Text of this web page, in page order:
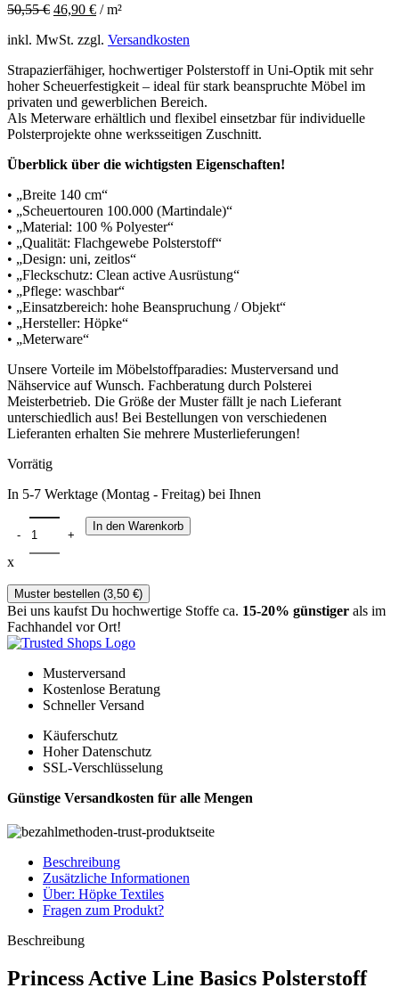
50,55€ 46,90 € /m²
inkl. MwSt. zzgl. Versandkosten
Strapazierfähiger, hochwertiger Polsterstoff in Uni-Optik mit sehr
hoher Scheuerfestigkeit – ideal für stark beanspruchte Möbel im
privaten und gewerblichen Bereich.
Als Meterware erhältlich und flexibel einsetzbar für individuelle
Polsterprojekte ohne werksseitigen Zuschnitt.
Überblick über die wichtigsten Eigenschaften!
• „Breite 140 cm“
• „Scheuertouren 100.000 (Martindale)“
• „Material: 100 % Polyester“
• „Qualität: Flachgewebe Polsterstoff“
• „Design: uni, zeitlos“
• „Fleckschutz: Clean active Ausrüstung“
• „Pflege: waschbar“
• „Einsatzbereich: hohe Beanspruchung / Objekt“
• „Hersteller: Höpke“
• „Meterware“
Unsere Vorteile im Möbelstoffparadies: Musterversand und
Nähservice auf Wunsch. Fachberatung durch Polsterei
Meisterbetrieb. Die Größe der Muster fällt je nach Lieferant
unterschiedlich aus! Bei Bestellungen von verschiedenen
Lieferanten erhalten Sie mehrere Musterlieferungen!
Vorrätig
In 5-7 Werktage (Montag - Freitag) bei Ihnen
In den Warenkorb
x
Muster bestellen (3,50 €)
Bei uns kaufst Du hochwertige Stoffe ca. 15-20% günstiger als im
Fachhandel vor Ort!
Musterversand
Kostenlose Beratung
Schneller Versand
Käuferschutz
Hoher Datenschutz
SSL-Verschlüsselung
Günstige Versandkosten für alle Mengen
Beschreibung
Zusätzliche Informationen
Über: Höpke Textiles
Fragen zum Produkt?
Beschreibung
Princess Active Line Basics Polsterstoff